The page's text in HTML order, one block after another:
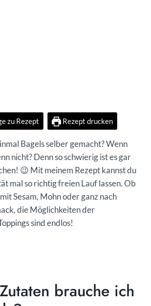
zu Rezept Rezept drucken
Bagels selber gemacht? Wenn
nicht? Denn so schwierig ist es gar
😉 Mit meinem Rezept kannst du
mal so richtig freien Lauf lassen. Ob
Sesam, Mohn oder ganz nach
die Möglichkeiten der
sind endlos!
brauche ich